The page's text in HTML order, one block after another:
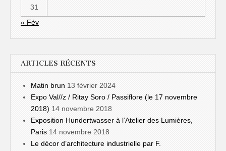
31
« Fév
ARTICLES RÉCENTS
Matin brun 13 février 2024
Expo Val//z / Ritay Soro / Passiflore (le 17 novembre
2018) 14 novembre 2018
Exposition Hundertwasser à l’Atelier des Lumières,
Paris 14 novembre 2018
Le décor d’architecture industrielle par F.